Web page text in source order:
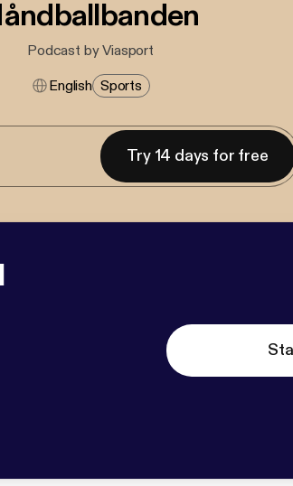
Podcast by Viasport
English Sports
Try 14 days for free